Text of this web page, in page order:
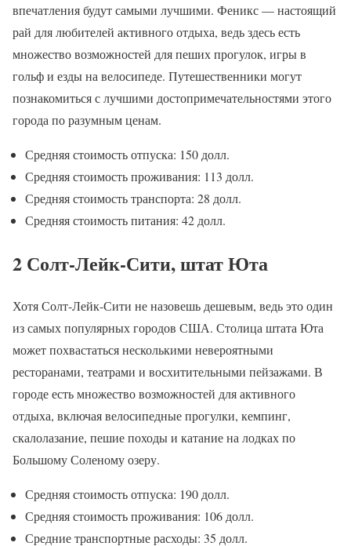
впечатления будут самыми лучшими. Феникс — настоящий
рай для любителей активного отдыха, ведь здесь есть
множество возможностей для пеших прогулок, игры в
гольф и езды на велосипеде. Путешественники могут
познакомиться с лучшими достопримечательностями этого
города по разумным ценам.
Средняя стоимость отпуска: 150 долл.
Средняя стоимость проживания: 113 долл.
Средняя стоимость транспорта: 28 долл.
Средняя стоимость питания: 42 долл.
2 Солт-Лейк-Сити, штат Юта
Хотя Солт-Лейк-Сити не назовешь дешевым, ведь это один
из самых популярных городов США. Столица штата Юта
может похвастаться несколькими невероятными
ресторанами, театрами и восхитительными пейзажами. В
городе есть множество возможностей для активного
отдыха, включая велосипедные прогулки, кемпинг,
скалолазание, пешие походы и катание на лодках по
Большому Соленому озеру.
Средняя стоимость отпуска: 190 долл.
Средняя стоимость проживания: 106 долл.
Средние транспортные расходы: 35 долл.